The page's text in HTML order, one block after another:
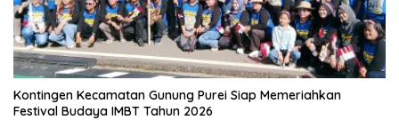
Kontingen Kecamatan Gunung Purei Siap Memeriahkan
Festival Budaya IMBT Tahun 2026